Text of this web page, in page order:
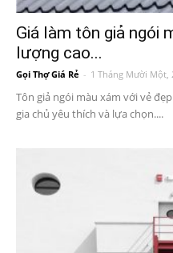
Giá làm tôn giả ngói
lượng cao...
Gọi Thợ Giá Rẻ - 1 Tháng Mười Một,
Tôn giả ngói màu xám với vẻ
gia chủ yêu thích và lựa chọn....